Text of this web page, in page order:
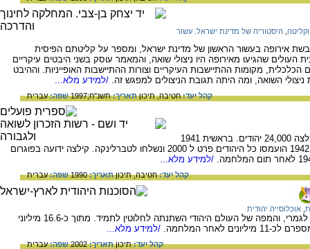
היסטוריה של מדינת ישראל. עשור
אירופה בעשור הראשון של מדינת ישראל, ומספר על קליטתם הפיסית
שהגיעו מאירופה היו ניצולי שואה, והמאמר עוסק בשני היבטים עיקריים
מקומות ההתיישבות העיקריים וצורות ההתיישבות האופייניות. וההיבט
השואה, ומה היתה תגובת הניצולים למפגש זה. /למידע מלא...
קהל יעד:חטיבה,תיכוןתאריך:תשנ"ח;1997 שפה:עברית
עיר בדרום מזרח פולין, ערב המלחמה חיו בקלצה 24,000 יהודים. בראשית 1941
הוקם בקילצה גטו שאיכלס 27,000 יהודים. ב 1942 הועמסו כל היהודים פרט ל 2000 ונשלחו לטברלינקה. קילצה ידועה בפוגרום
/למידע מלא...
קהל יעד:חטיבה,תיכוןתאריך:1990 שפה:עברית
אוכלוסייה יהודית
בעקבות השואה לבה של יהדות אירופה נהרס לגמרי, והמפה של העולם היהודי השתנתה לחלוטין לתמיד. מתוך כ-16.6 מיליוני
/למידע מלא...
קהל יעד:תיכוןתאריך:2002 שפה:עברית